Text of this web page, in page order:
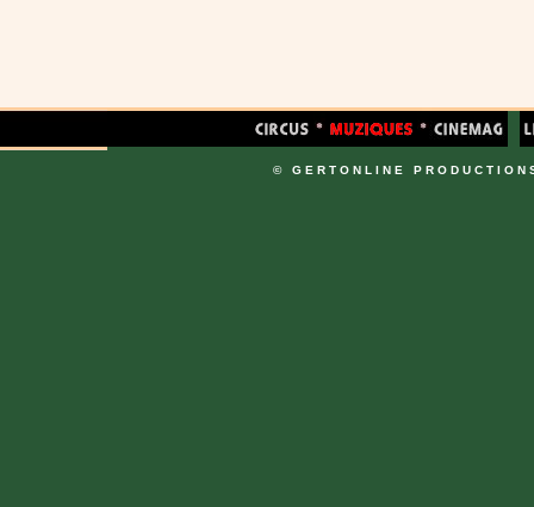
© GERTONLINE